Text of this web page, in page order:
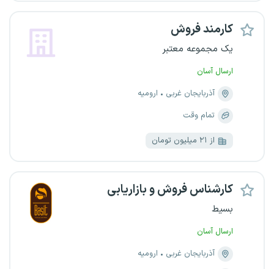
کارمند فروش
یک مجموعه معتبر
ارسال آسان
آذربایجان غربی
ارومیه
تمام وقت
از ۲۱ میلیون تومان
کارشناس فروش و بازاریابی
بسیط
ارسال آسان
آذربایجان غربی
ارومیه